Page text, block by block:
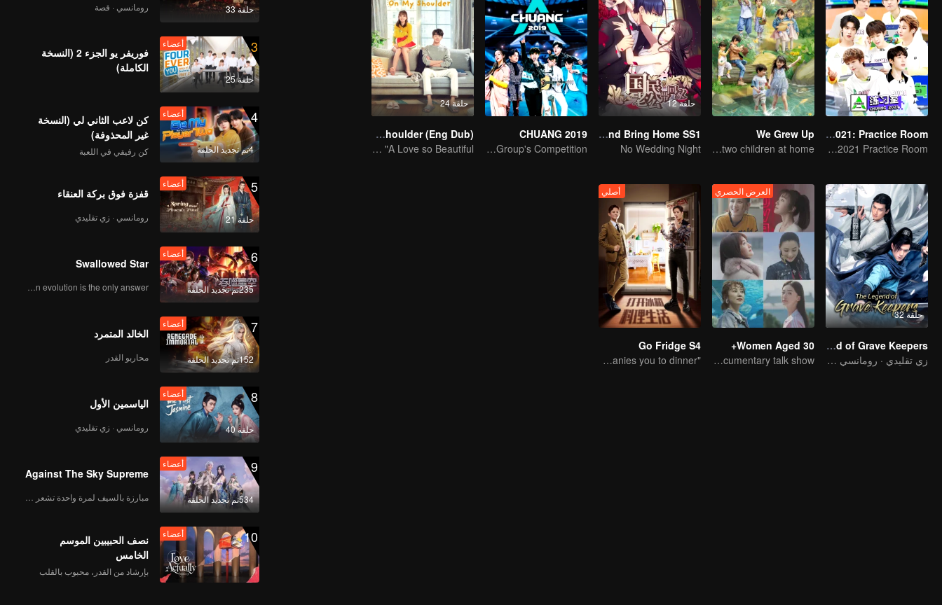
EP09 播出版（去唱词
نهاية
CHUANG 2021: Practice Room
CHUANG 2021 Practice Room
We Grew Up
How do you feel about having two children at home?
حلقة 12
National Husband Bring Home SS1
No Wedding Night
CHUANG 2019
China Top Men Group's Competition
حلقة 24
Put Your Head On My Shoulder (Eng Dub)
It was adapted from the same series of novels as "A Love so Beautiful"
حلقة 32
The Legend of Grave Keepers
زي تقليدي · رومانسي · قصة
العرض الحصري
Women Aged 30+
Female documentary talk show
أصلي
Go Fridge S4
"Hormone" accompanies you to dinner
حلقة 33 رومانسي · قصة
3
حلقة 25
أعضاء
فوريفر يو الجزء 2 (النسخة
الكاملة)
4
4تم تجديد الحلقة
أعضاء
كن لاعب الثاني لي (النسخة
غير المحذوفة)
كن رفيقي في اللعبة
5
حلقة 21
أعضاء
قفزة فوق بركة العنقاء
رومانسي · زي تقليدي
6
235تم تجديد الحلقة
أعضاء
Swallowed Star
Human evolution is the only answer.
7
152تم تجديد الحلقة
أعضاء
الخالد المتمرد
محاربو القدر
8
حلقة 40
أعضاء
الياسمين الأول
رومانسي · زي تقليدي
9
534تم تجديد الحلقة
أعضاء
Against The Sky Supreme
10 أعضاء
نصف الحبيبين الموسم
الخامس
بإرشاد من القدر، محبوب بالقلب